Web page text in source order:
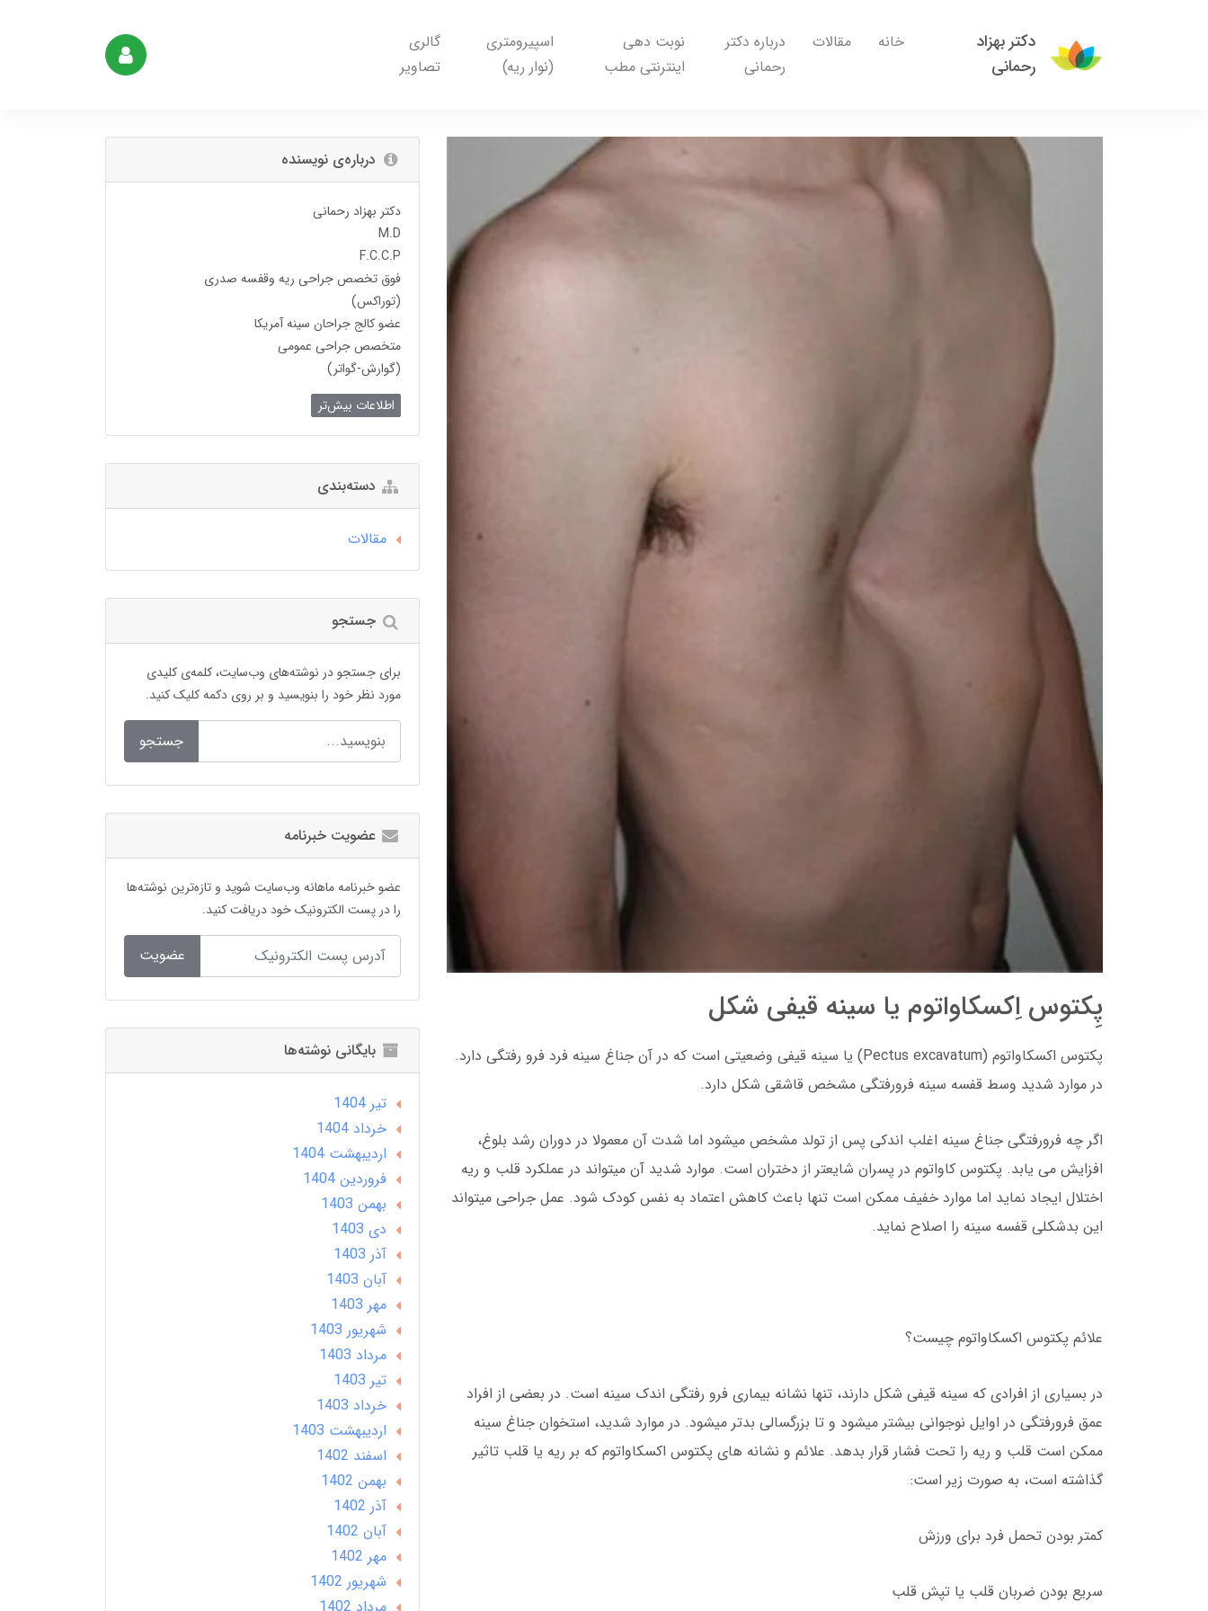
دکتر بهزاد
رحمانی
خانه مقالات
درباره دکتر
رحمانی
نوبت دهی
اینترنتی مطب
اسپیرومتری
(نوار ریه)
گالری
تصاویر
پِکتوس اِکسکاواتوم یا سینه قیفی شکل
پکتوس اکسکاواتوم (Pectus excavatum) یا سینه قیفی وضعیتی است که در آن جناغ سینه فرد فرو رفتگی دارد.
در موارد شدید وسط قفسه سینه فرورفتگی مشخص قاشقی شکل دارد.
اگر چه فرورفتگی جناغ سینه اغلب اندکی پس از تولد مشخص میشود اما شدت آن معمولا در دوران رشد بلوغ،
افزایش می یابد. پکتوس کاواتوم در پسران شایعتر از دختران است. موارد شدید آن میتواند در عملکرد قلب و ریه
اختلال ایجاد نماید اما موارد خفیف ممکن است تنها باعث کاهش اعتماد به نفس کودک شود. عمل جراحی میتواند
این بدشکلی قفسه سینه را اصلاح نماید.
علائم پکتوس اکسکاواتوم چیست؟
در بسیاری از افرادی که سینه قیفی شکل دارند، تنها نشانه بیماری فرو رفتگی اندک سینه است. در بعضی از افراد
عمق فرورفتگی در اوایل نوجوانی بیشتر میشود و تا بزرگسالی بدتر میشود. در موارد شدید، استخوان جناغ سینه
ممکن است قلب و ریه را تحت فشار قرار بدهد. علائم و نشانه های پکتوس اکسکاواتوم که بر ریه یا قلب تاثیر
گذاشته است، به صورت زیر است:
کمتر بودن تحمل فرد برای ورزش
سریع بودن ضربان قلب یا تپش قلب
درباره‌ی نویسنده
دکتر بهزاد رحمانی
M.D
F.C.C.P
فوق تخصص جراحی ریه وقفسه صدری
(توراکس)
عضو کالج جراحان سینه آمریکا
متخصص جراحی عمومی
(گوارش-گواتر)
اطلاعات بیش‌تر
دسته‌بندی
مقالات
جستجو
برای جستجو در نوشته‌های وب‌سایت، کلمه‌ی کلیدی
مورد نظر خود را بنویسید و بر روی دکمه کلیک کنید.
جستجو
عضویت خبرنامه
عضو خبرنامه ماهانه وب‌سایت شوید و تازه‌ترین نوشته‌ها
را در پست الکترونیک خود دریافت کنید.
عضویت
بایگانی نوشته‌ها
تير 1404
خرداد 1404
ارديبهشت 1404
فروردین 1404
بهمن 1403
دی 1403
آذر 1403
آبان 1403
مهر 1403
شهریور 1403
مرداد 1403
تير 1403
خرداد 1403
ارديبهشت 1403
اسفند 1402
بهمن 1402
آذر 1402
آبان 1402
مهر 1402
شهریور 1402